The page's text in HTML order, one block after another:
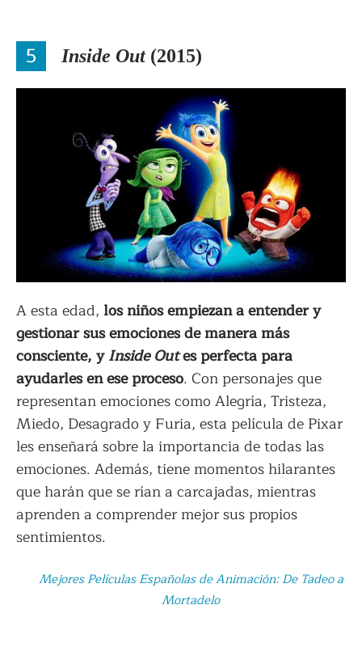
5 Inside Out(2015)
A esta edad, los niños empiezan a entender y
gestionar sus emociones de manera más
consciente, yInside Outes perfecta para
ayudarles en ese proceso. Con personajes que
representan emociones como Alegría, Tristeza,
Miedo, Desagrado y Furia, esta película de Pixar
les enseñará sobre la importancia de todas las
emociones. Además, tiene momentos hilarantes
que harán que se rían a carcajadas, mientras
aprenden a comprender mejor sus propios
sentimientos.
Mejores Películas Españolas de Animación: De Tadeo a
Mortadelo